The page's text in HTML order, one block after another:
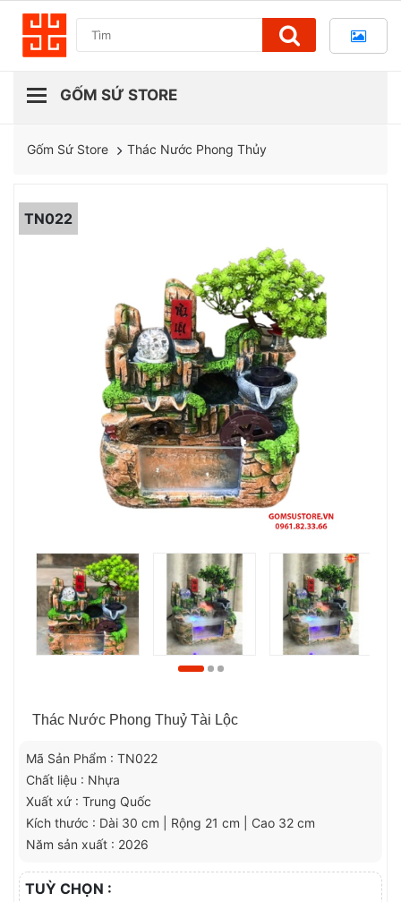
Gốm Sứ Store Thác Nước Phong Thủy
TN022
Thác Nước Phong Thuỷ Tài Lộc
Mã Sản Phẩm : TN022
Chất liệu : Nhựa
Xuất xứ : Trung Quốc
Kích thước : Dài 30 cm | Rộng 21 cm | Cao 32 cm
Năm sản xuất : 2026
TUỲ CHỌN :